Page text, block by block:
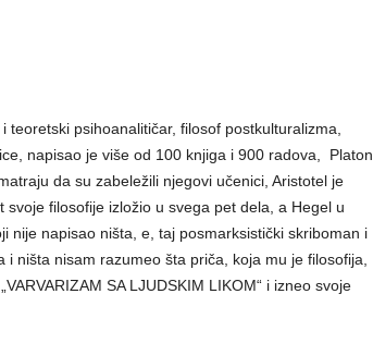
psihoanalitičar, filosof postkulturalizma,
napisao je više od 100 knjiga i 900 radova, Platon
da su zabeležili njegovi učenici, Aristotel je
filosofije izložio u svega pet dela, a Hegel u
nije napisao ništa, e, taj posmarksistički skriboman i
ništa nisam razumeo šta priča, koja mu je filosofija,
SA LJUDSKIM LIKOM“ i izneo svoje